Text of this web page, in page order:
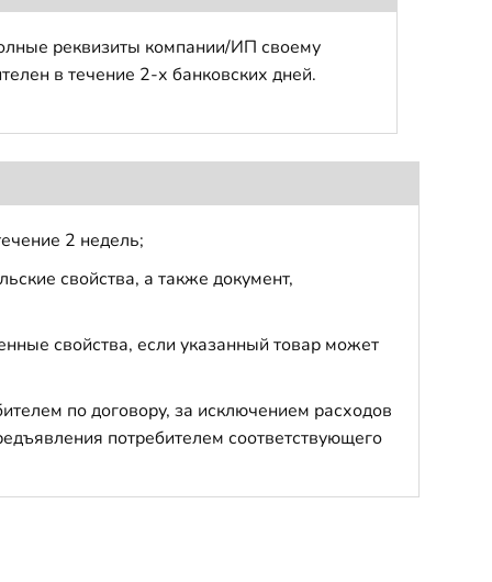
реквизиты компании/ИП своему
в течение 2-х банковских дней.
2 недель;
свойства, а также документ,
свойства, если указанный товар может
по договору, за исключением расходов
потребителем соответствующего